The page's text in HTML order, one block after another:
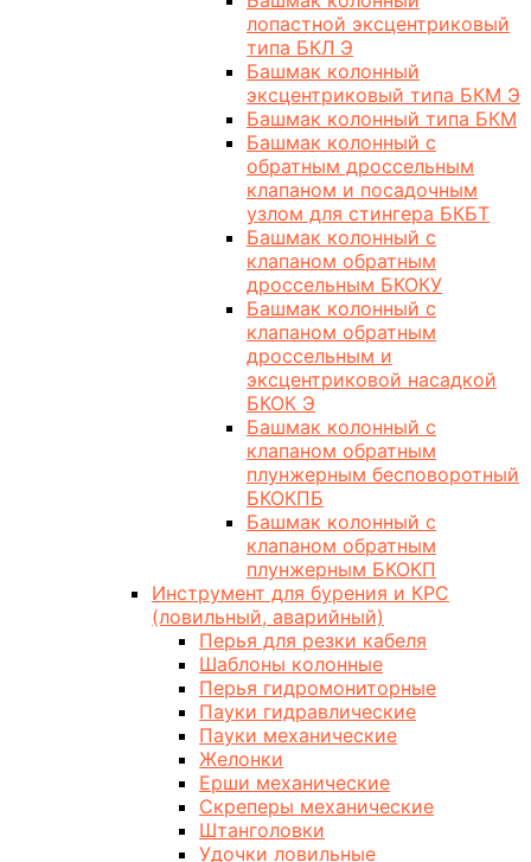
лопастной эксцентриковый
типа БКЛ Э
Башмак колонный
эксцентриковый типа БКМ Э
Башмак колонный типа БКМ
Башмак колонный с
обратным дроссельным
клапаном и посадочным
узлом для стингера БКБТ
Башмак колонный с
клапаном обратным
дроссельным БКОКУ
Башмак колонный с
клапаном обратным
дроссельным и
эксцентриковой насадкой
БКОК Э
Башмак колонный с
клапаном обратным
плунжерным бесповоротный
БКОКПБ
Башмак колонный с
клапаном обратным
плунжерным БКОКП
Инструмент для бурения и КРС
(ловильный, аварийный)
Перья для резки кабеля
Шаблоны колонные
Перья гидромониторные
Пауки гидравлические
Пауки механические
Желонки
Ерши механические
Скреперы механические
Штанголовки
Удочки ловильные